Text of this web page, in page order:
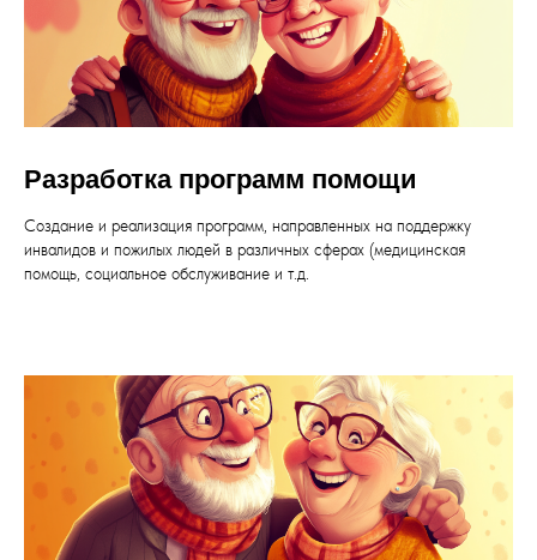
Разработка программ помощи
Создание и реализация программ, направленных на поддержку
инвалидов и пожилых людей в различных сферах (медицинская
помощь, социальное обслуживание и т.д.